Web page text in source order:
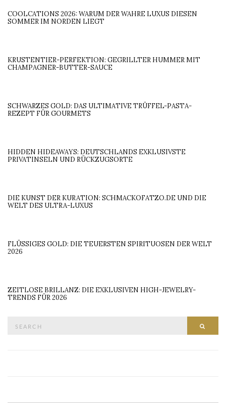
COOLCATIONS 2026: WARUM DER WAHRE LUXUS DIESEN
SOMMER IM NORDEN LIEGT
KRUSTENTIER-PERFEKTION: GEGRILLTER HUMMER MIT
CHAMPAGNER-BUTTER-SAUCE
SCHWARZES GOLD: DAS ULTIMATIVE TRÜFFEL-PASTA-
REZEPT FÜR GOURMETS
HIDDEN HIDEAWAYS: DEUTSCHLANDS EXKLUSIVSTE
PRIVATINSELN UND RÜCKZUGSORTE
DIE KUNST DER KURATION: SCHMACKOFATZO.DE UND DIE
WELT DES ULTRA-LUXUS
FLÜSSIGES GOLD: DIE TEUERSTEN SPIRITUOSEN DER WELT
2026
ZEITLOSE BRILLANZ: DIE EXKLUSIVEN HIGH-JEWELRY-
TRENDS FÜR 2026